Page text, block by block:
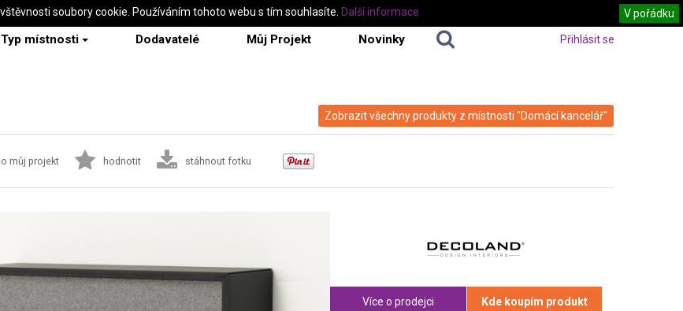
Typ místnosti Dodavatelé Můj Projekt Novinky Přihlásit se
Zobrazit všechny produkty z místnosti "Domácí kancelář"
můj projekt hodnotit stáhnout fotku
Více o prodejci Kde koupím produkt
soubory cookie. Používáním tohoto webu s tím souhlasíte. V pořádku
Další informace